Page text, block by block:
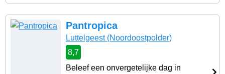
Pantropica
Luttelgeest(Noordoostpolder)
8,7
Beleef een onvergetelijke dag in